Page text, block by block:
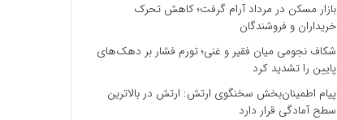
بازار مسکن در مرداد آرام گرفت؛ کاهش تحرک
خریداران و فروشندگان
شکاف نجومی میان فقیر و غنی؛ تورم فشار بر دهک‌های
پایین را تشدید کرد
پیام اطمینان‌بخش سخنگوی ارتش: ارتش در بالاترین
سطح آمادگی قرار دارد